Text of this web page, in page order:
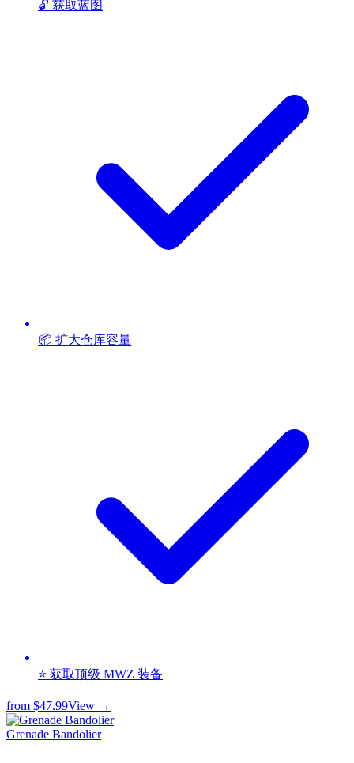
🔓 获取蓝图
📦 扩大仓库容量
⭐ 获取顶级 MWZ 装备
from $47.99View →
Grenade Bandolier